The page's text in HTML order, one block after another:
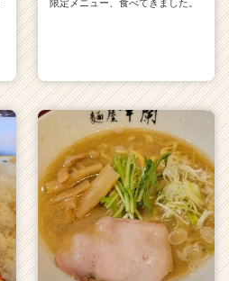
限定メニュー、食べてきました。